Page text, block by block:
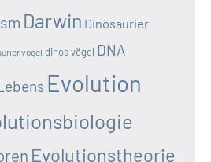
Darwin Dinosaurier
vogel dinos vögel DNA
Evolution
Evolutionstheorie